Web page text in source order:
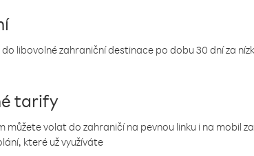
libovolné zahraniční destinace po dobu 30 dní za
tarify
volat do zahraničí na pevnou linku i na mobil
které už využíváte